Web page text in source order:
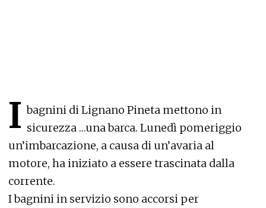
I bagnini di Lignano Pineta mettono in
sicurezza …una barca. Lunedì pomeriggio
un’imbarcazione, a causa di un’avaria al
motore, ha iniziato a essere trascinata dalla
corrente.
I bagnini in servizio sono accorsi per